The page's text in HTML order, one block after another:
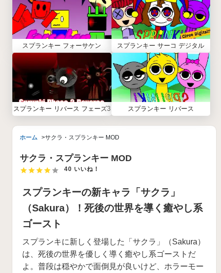
スプランキー フォーサケン スプランキー サーコ デジタル
スプランキー リバース フェーズ3 スプランキー リバース
ホーム サクラ・スプランキー MOD
サクラ・スプランキー MOD
40 いいね！
スプランキーの新キャラ「サクラ」
（Sakura）！死後の世界を導く癒やし系
ゴースト
スプランキに新しく登場した「サクラ」（Sakura）
は、死後の世界を優しく導く癒やし系ゴーストだ
よ。普段は穏やかで面倒見が良いけど、ホラーモー